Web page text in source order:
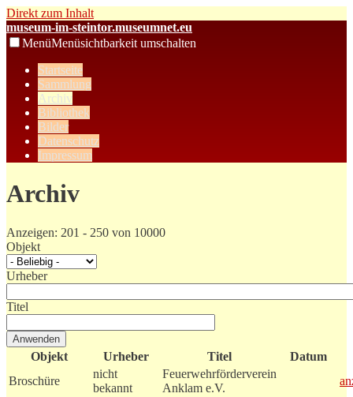
Direkt zum Inhalt
museum-im-steintor.museumnet.eu
MenüMenüsichtbarkeit umschalten
Startseite
Sammlung
Archiv
Bibliothek
Bilder
Datenschutz
Impressum
Archiv
Anzeigen: 201 - 250 von 10000
Objekt
Urheber
Titel
Objekt Urheber Titel
Datum
Broschüre
nicht
bekannt
Feuerwehrförderverein
Anklam e.V.